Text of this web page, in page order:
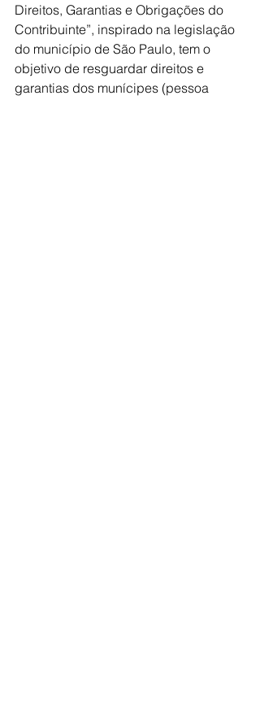
Direitos, Garantias e Obrigações do
Contribuinte”, inspirado na legislação
do município de São Paulo, tem o
objetivo de resguardar direitos e
garantias dos munícipes (pessoa